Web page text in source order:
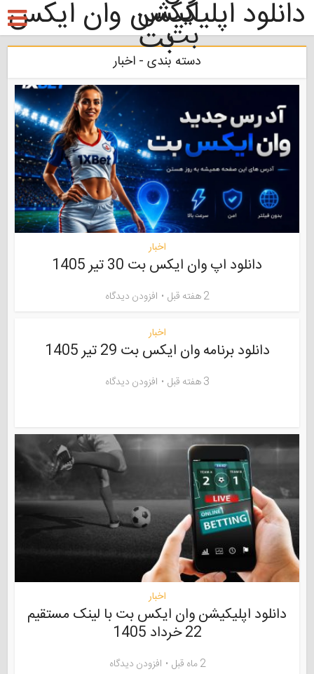
دانلود اپلیکیشن وان ایکس
بت
دسته بندی - اخبار
اخبار
دانلود اپ وان ایکس بت 30 تیر 1405
2 هفته قبل افزودن دیدگاه
اخبار
دانلود برنامه وان ایکس بت 29 تیر 1405
3 هفته قبل افزودن دیدگاه
اخبار
دانلود اپلیکیشن وان ایکس بت با لینک مستقیم
22 خرداد 1405
2 ماه قبل افزودن دیدگاه